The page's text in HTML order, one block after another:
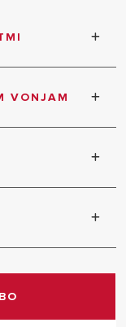
hitrosti
turbo in
VONJAM
zajame
za